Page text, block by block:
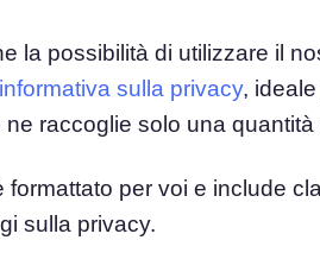
la possibilità di utilizzare il
sulla privacy,
ne raccoglie solo una quantità
formattato per voi e include
sulla privacy.